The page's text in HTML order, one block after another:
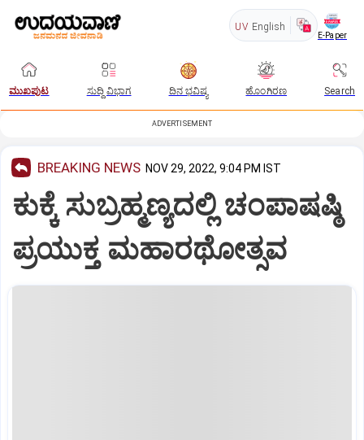
UV English
E-Paper
ಮುಖಪುಟ ಸುದ್ದಿ ವಿಭಾಗ ದಿನ ಭವಿಷ್ಯ ಹೊಂಗಿರಣ Search
ADVERTISEMENT
BREAKING NEWS NOV 29, 2022, 9:04 PM IST
ಕುಕ್ಕೆ ಸುಬ್ರಹ್ಮಣ್ಯದಲ್ಲಿ ಚಂಪಾಷಷ್ಠಿ
ಪ್ರಯುಕ್ತ ಮಹಾರಥೋತ್ಸವ